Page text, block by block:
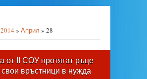
2014 » Април » 28
от ІІ СОУ протягат ръце
връстници в нужда